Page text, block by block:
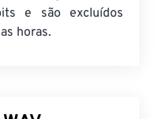
e são excluídos
horas.